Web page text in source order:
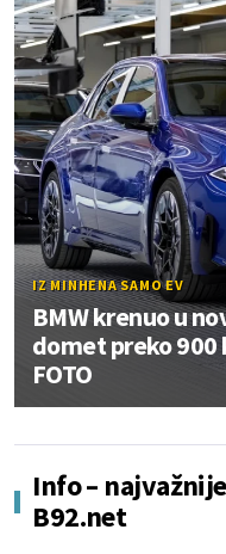
IZ MINHENA SAMO EV
BMW krenuo u
domet preko 900
FOTO
Info –
B92.net